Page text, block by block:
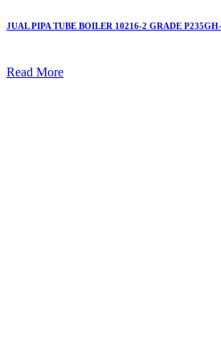
JUAL PIPA TUBE BOILER 10216-2 GRADE
Read More